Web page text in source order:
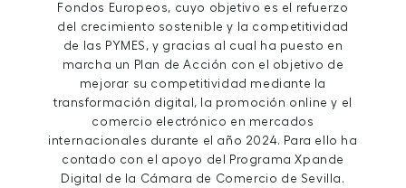
Fondos Europeos, cuyo objetivo es el refuerzo
del crecimiento sostenible y la competitividad
de las PYMES, y gracias al cual ha puesto en
marcha un Plan de Acción con el objetivo de
mejorar su competitividad mediante la
transformación digital, la promoción online y el
comercio electrónico en mercados
internacionales durante el año 2024. Para ello ha
contado con el apoyo del Programa Xpande
Digital de la Cámara de Comercio de Sevilla.